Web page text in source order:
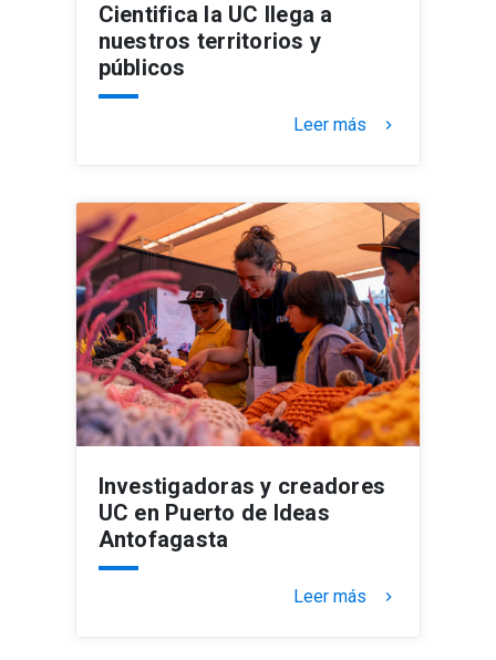
Cientifica la UC llega a
nuestros territorios y
públicos
Leer más keyboard_arrow_right
Investigadoras y creadores
UC en Puerto de Ideas
Antofagasta
Leer más keyboard_arrow_right